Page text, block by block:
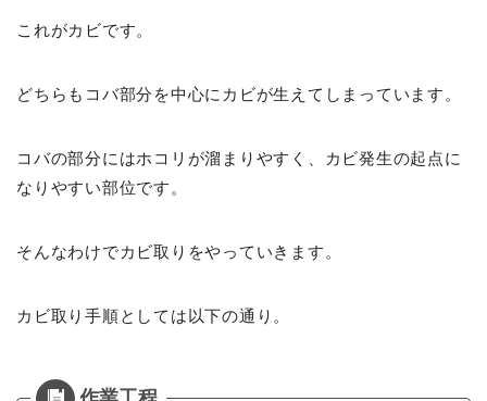
これがカビです。
どちらもコバ部分を中心にカビが生えてしまっています。
コバの部分にはホコリが溜まりやすく、カビ発生の起点に
なりやすい部位です。
そんなわけでカビ取りをやっていきます。
カビ取り手順としては以下の通り。